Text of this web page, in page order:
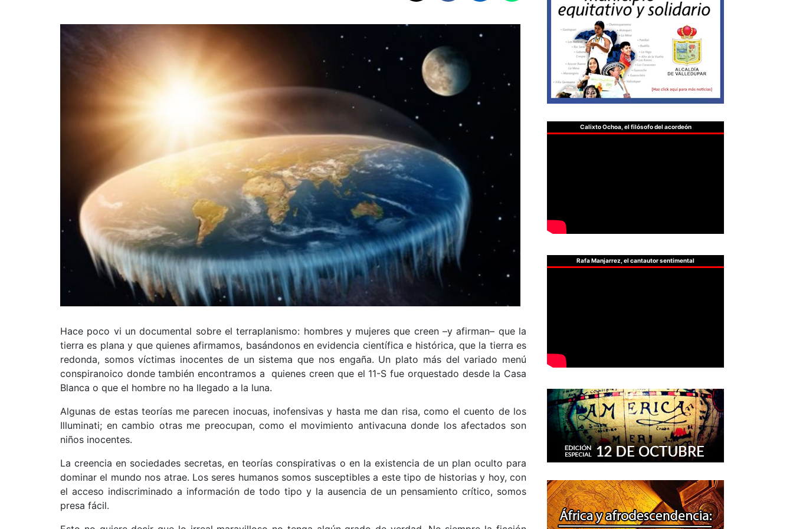
Hace poco vi un documental sobre el terraplanismo: hombres y mujeres que creen –y afirman– que la
tierra es plana y que quienes afirmamos, basándonos en evidencia científica e histórica, que la tierra es
redonda, somos víctimas inocentes de un sistema que nos engaña. Un plato más del variado menú
conspiranoico donde también encontramos a quienes creen que el 11-S fue orquestado desde la Casa
Blanca o que el hombre no ha llegado a la luna.
Algunas de estas teorías me parecen inocuas, inofensivas y hasta me dan risa, como el cuento de los
Illuminati; en cambio otras me preocupan, como el movimiento antivacuna donde los afectados son
niños inocentes.
La creencia en sociedades secretas, en teorías conspirativas o en la existencia de un plan oculto para
dominar el mundo nos atrae. Los seres humanos somos susceptibles a este tipo de historias y hoy, con
el acceso indiscriminado a información de todo tipo y la ausencia de un pensamiento crítico, somos
presa fácil.
Calixto Ochoa, el filósofo del acordeón
Rafa Manjarrez, el cantautor sentimental